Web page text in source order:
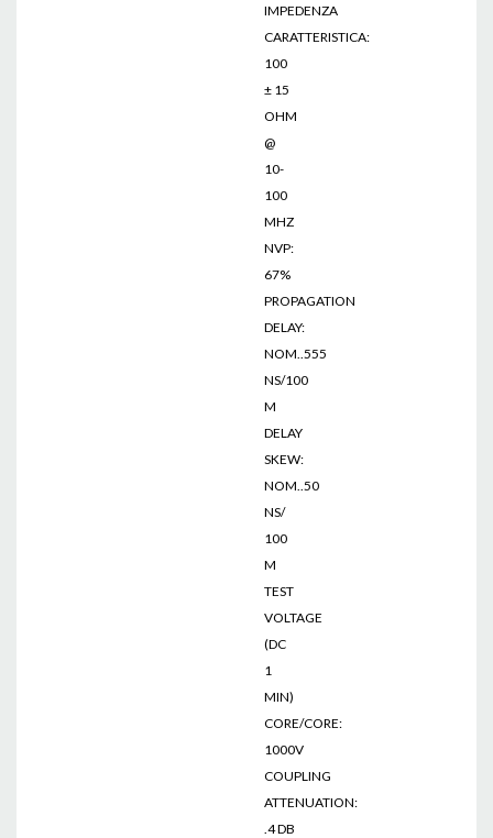
IMPEDENZA
CARATTERISTICA:
100
± 15
OHM
@
10-
100
MHZ
NVP:
67%
PROPAGATION
DELAY:
NOM..555
NS/100
M
DELAY
SKEW:
NOM..50
NS/
100
M
TEST
VOLTAGE
(DC
1
MIN)
CORE/CORE:
1000V
COUPLING
ATTENUATION:
.4 DB